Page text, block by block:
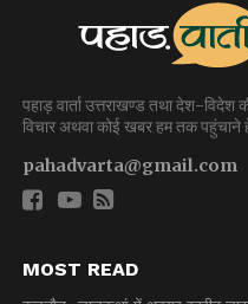
पहाड़ वार्ता उत्तराखण्ड तथा देश-
विचार अथवा कोई खबर हम तक पहुंचाने
pahadvarta@gmail.com
MOST READ